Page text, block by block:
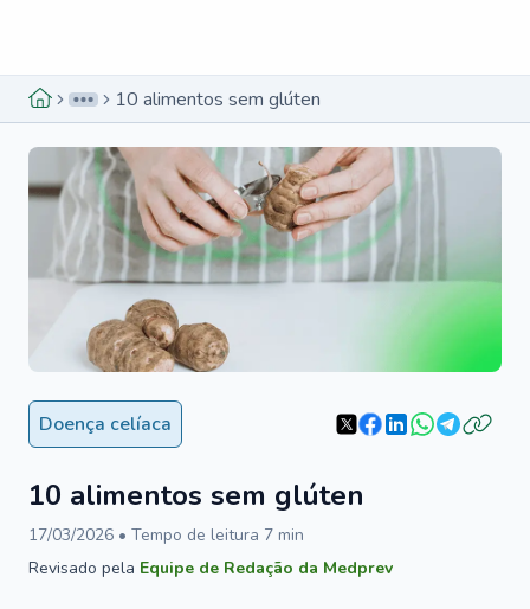
10 alimentos sem glúten
Doença celíaca
10 alimentos sem glúten
17/03/2026 • Tempo de leitura 7 min
Revisado pela Equipe de Redação da Medprev